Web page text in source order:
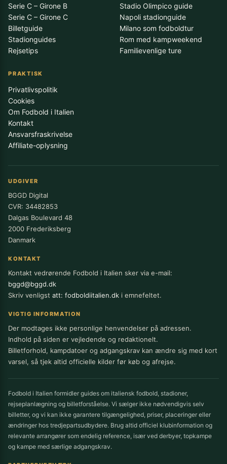
Serie C – Girone B
Serie C – Girone C
Billetguide
Stadionguides
Rejsetips
Stadio Olimpico guide
Napoli stadionguide
Milano som fodboldtur
Rom med kampweekend
Familievenlige ture
PRAKTISK
Privatlivspolitik
Cookies
Om Fodbold i Italien
Kontakt
Ansvarsfraskrivelse
Affiliate-oplysning
UDGIVER
BGGD Digital
CVR: 34482853
Dalgas Boulevard 48
2000 Frederiksberg
Danmark
KONTAKT
Kontakt vedrørende Fodbold i Italien sker via e-mail:
bggd@bggd.dk
Skriv venligst att: fodboldiitalien.dk i emnefeltet.
VIGTIG INFORMATION
Der modtages ikke personlige henvendelser på adressen.
Indhold på siden er vejledende og redaktionelt.
Billetforhold, kampdatoer og adgangskrav kan ændre sig med kort
varsel, så tjek altid officielle kilder før køb og afrejse.
Fodbold i Italien formidler guides om italiensk fodbold, stadioner,
rejseplanlægning og billetforståelse. Vi sælger ikke nødvendigvis selv
billetter, og vi kan ikke garantere tilgængelighed, priser, placeringer eller
ændringer hos tredjepartsudbydere. Brug altid officiel klubinformation og
relevante arrangører som endelig reference, især ved derbyer, topkampe
og kampe med særlige adgangskrav.